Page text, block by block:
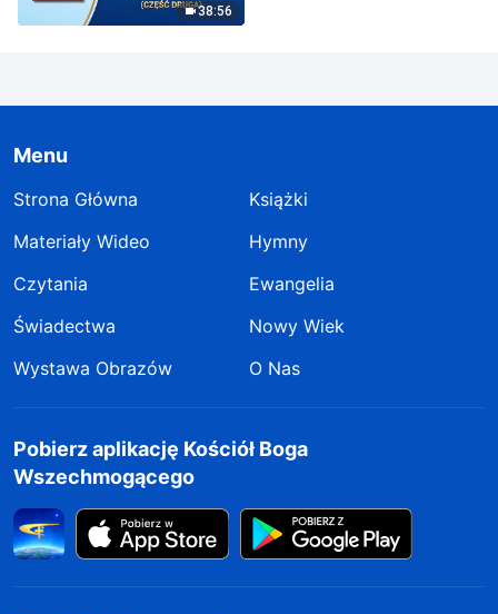
38:56
Menu
Strona Główna
Książki
Materiały Wideo
Hymny
Czytania
Ewangelia
Świadectwa
Nowy Wiek
Wystawa Obrazów
O Nas
Pobierz aplikację Kościół Boga
Wszechmogącego